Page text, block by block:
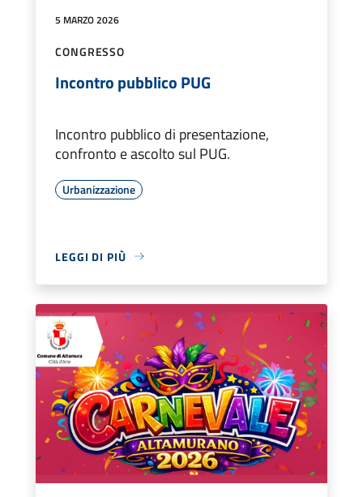
5 MARZO 2026
CONGRESSO
Incontro pubblico PUG
Incontro pubblico di presentazione,
confronto e ascolto sul PUG.
Urbanizzazione
LEGGI DI PIÙ